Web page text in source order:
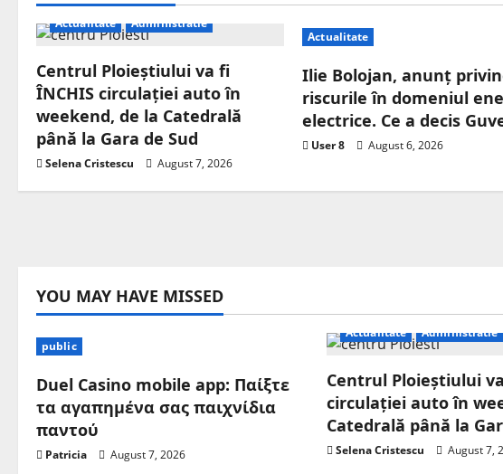
Actualitate Administratie
Centrul Ploieștiului va fi
ÎNCHIS circulației auto în
weekend, de la Catedrală
până la Gara de Sud
Selena Cristescu August 7, 2026
Actualitate
Ilie Bolojan, anunț
riscurile în domeniul
electrice. Ce a decis
User 8 August 6, 2026
YOU MAY HAVE MISSED
public
Duel Casino mobile app: Παίξτε
τα αγαπημένα σας παιχνίδια
παντού
Patricia August 7, 2026
Actualitate Administratie
Centrul Ploieștiului
circulației auto în
Catedrală până la
Selena Cristescu August 7,